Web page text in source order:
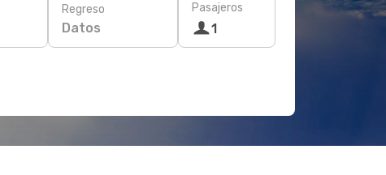
Regreso
Datos
Pasajeros
1